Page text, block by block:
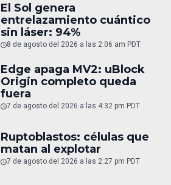
El Sol genera
entrelazamiento cuántico
sin láser: 94%
8 de agosto del 2026 a las 2:06 am PDT
Edge apaga MV2: uBlock
Origin completo queda
fuera
7 de agosto del 2026 a las 4:32 pm PDT
Ruptoblastos: células que
matan al explotar
7 de agosto del 2026 a las 2:27 pm PDT